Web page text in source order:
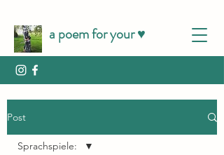
a poem for your ♥️
Post
Sprachspiele: